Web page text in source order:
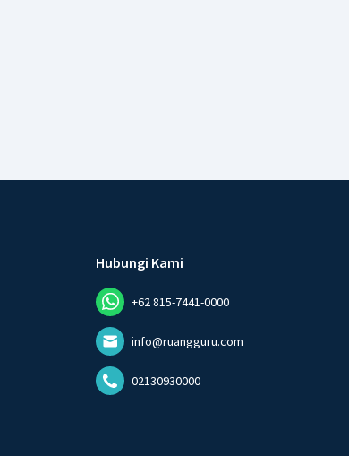
Hubungi Kami
+62 815-7441-0000
info@ruangguru.com
02130930000